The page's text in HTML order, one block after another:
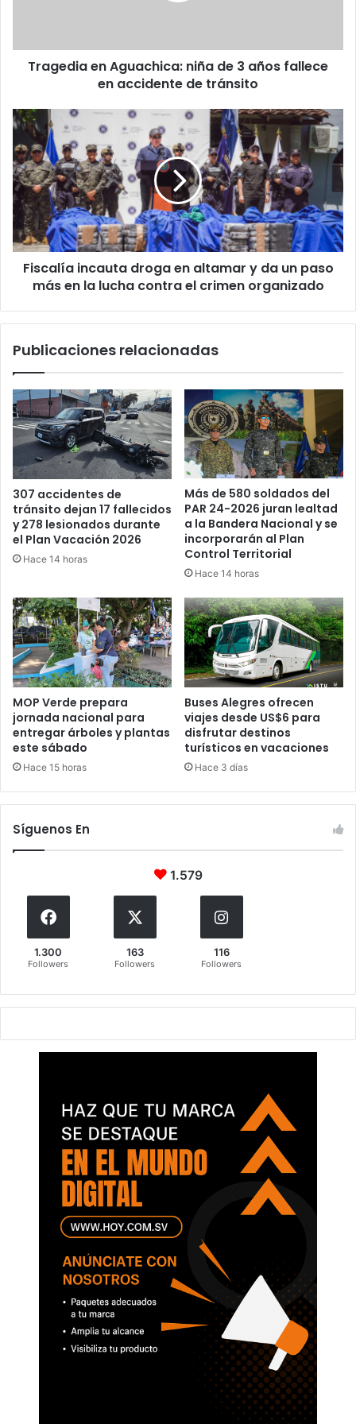
en
accidente
Tragedia en Aguachica: niña de 3 años fallece
en accidente de tránsito
Fiscalía
incauta
droga
en
altamar
y
da
un
paso
más
el
Fiscalía incauta droga en altamar y da un paso
más en la lucha contra el crimen organizado
Publicaciones relacionadas
307 accidentes de
tránsito dejan 17 fallecidos
y 278 lesionados durante
el Plan Vacación 2026
Hace 14 horas
Más de 580 soldados del
PAR 24-2026 juran lealtad
a la Bandera Nacional y se
incorporarán al Plan
Control Territorial
Hace 14 horas
MOP Verde prepara
jornada nacional para
entregar árboles y plantas
este sábado
Hace 15 horas
Buses Alegres ofrecen
viajes desde US$6 para
disfrutar destinos
turísticos en vacaciones
Hace 3 días
Síguenos En
1.579
1.300
Followers
163
Followers
116
Followers